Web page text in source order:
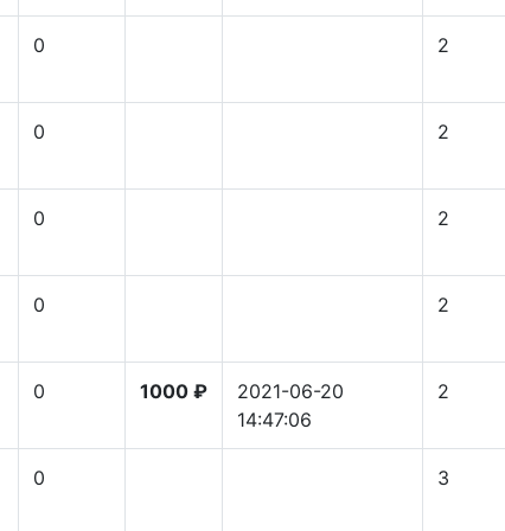
0 2
0 2
0 2
0 2
0 1000 ₽
2021-06-20
14:47:06
2
0 3